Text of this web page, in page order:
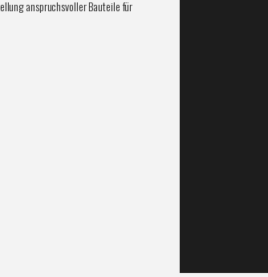
anspruchsvoller Bauteile für